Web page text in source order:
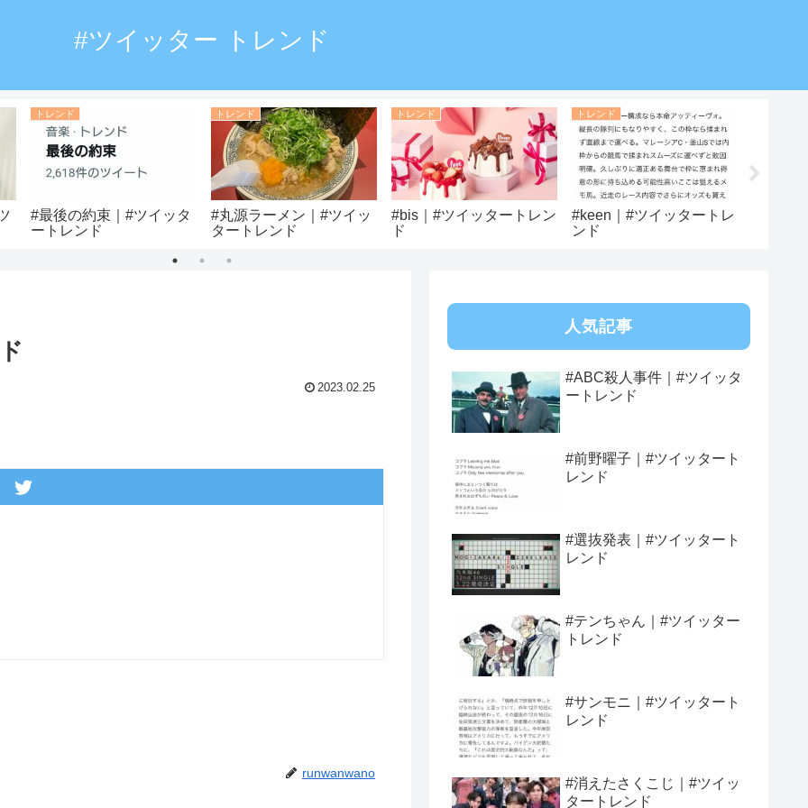
#ツイッター トレンド
トレンド
#最後の約束｜#ツイッタ
ートレンド
トレンド
#丸源ラーメン｜#ツイッ
タートレンド
トレンド
#bis｜#ツイッタートレン
ド
トレンド
#keen｜#ツイッタートレ
ンド
2023.02.25
runwanwano
人気記事
#ABC殺人事件｜#ツイッタ
ートレンド
#前野曜子｜#ツイッタート
レンド
#選抜発表｜#ツイッタート
レンド
#テンちゃん｜#ツイッター
トレンド
#サンモニ｜#ツイッタート
レンド
#消えたさくこじ｜#ツイッ
タートレンド